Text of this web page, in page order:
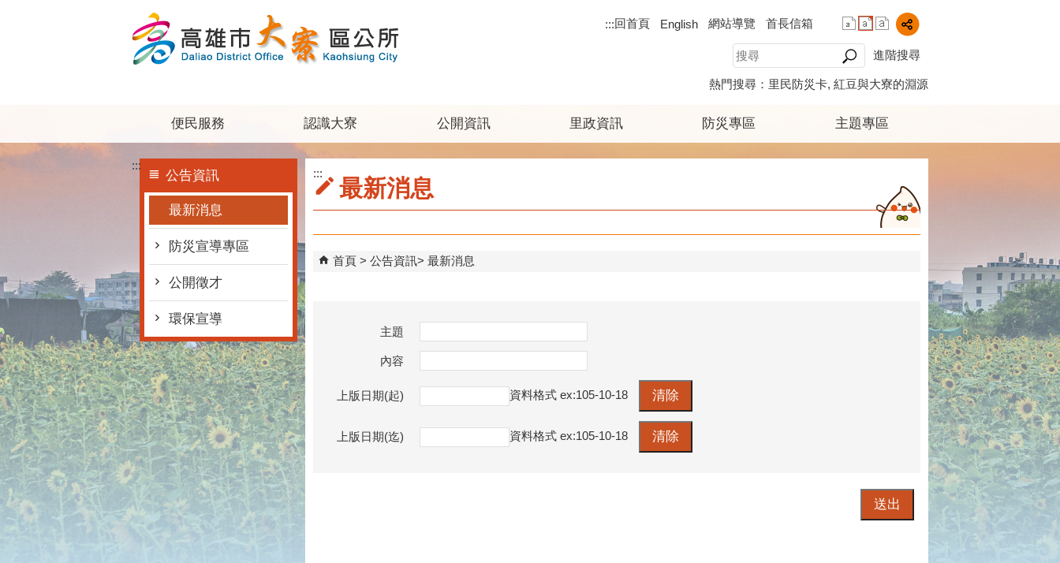
:::回首頁 English 網站導覽 首長信箱
進階搜尋
熱門搜尋： 里民防災卡 紅豆與大寮的淵源
便民服務 認識大寮 公開資訊 里政資訊 防災專區 主題專區
:::
公告資訊
最新消息
防災宣導專區
公開徵才
環保宣導
:::
最新消息
首頁 公告資訊 最新消息
主題
內容
上版日期(起) 資料格式 ex:105-10-18
上版日期(迄) 資料格式 ex:105-10-18